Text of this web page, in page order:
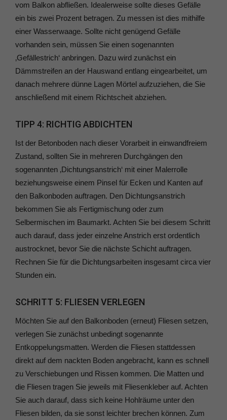
vom Balkon abfließen. Idealerweise sollte dieses Gefälle
ein bis zwei Prozent betragen. Zu messen ist dies mithilfe
einer Wasserwaage. Sollte nicht genügend Gefälle
vorhanden sein, müssen Sie einen sogenannten
‚Gefällestrich‘ anbringen. Dazu wird zunächst ein
Dämmstreifen an der Hauswand entlang eingearbeitet, um
danach mehrere dünne Lagen Mörtel aufzuziehen, die Sie
anschließend mit einem Richtscheit abziehen.
TIPP 4: RICHTIG ABDICHTEN
Ist der Betonboden nach dieser Vorarbeit in einwandfreiem
Zustand, sollten Sie in mehreren Durchgängen den
sogenannten ‚Dichtungsanstrich‘ mit einer Malerrolle
beziehungsweise einem Pinsel für Ecken und Kanten auf
den Balkonboden auftragen. Den Dichtungsanstrich
bekommen Sie als Fertigmischung oder zum
Selbermischen im Baumarkt. Achten Sie bei diesem Schritt
auch darauf, dass jeder einzelne Anstrich erst ordentlich
austrocknet, bevor Sie die nächste Schicht auftragen.
Rechnen Sie für die Dichtungsarbeiten insgesamt circa vier
Stunden ein.
SCHRITT 5: FLIESEN VERLEGEN
Möchten Sie auf den Balkonboden (erneut) Fliesen setzen,
verlegen Sie zunächst unbedingt sogenannte
Entkoppelungsmatten. Werden die Fliesen stattdessen
direkt auf dem nackten Boden angebracht, kann es schnell
zu Verschiebungen und Rissen kommen. Die Matten und
die Fliesen tragen Sie jeweils mit Fliesenkleber auf. Achten
Sie auch darauf, dass sich keine Hohlräume unter den
Fliesen bilden, da sie sonst leichter brechen können. Zum